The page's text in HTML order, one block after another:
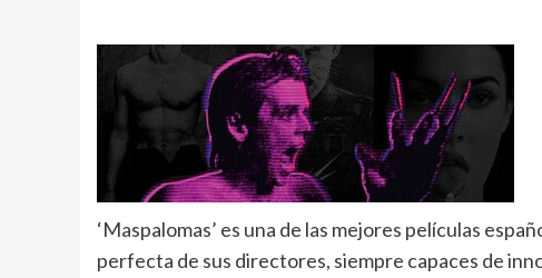
‘Maspalomas’ es una de las mejores películas
perfecta de sus directores, siempre capaces de